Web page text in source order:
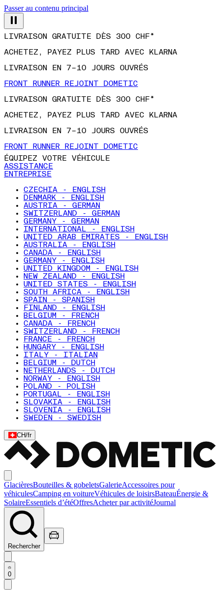
Passer au contenu principal
ACHETEZ, PAYEZ PLUS TARD AVEC KLARNA
LIVRAISON EN 7–10 JOURS OUVRÉS
FRONT RUNNER REJOINT DOMETIC
LIVRAISON GRATUITE DÈS 300 CHF*
ACHETEZ, PAYEZ PLUS TARD AVEC KLARNA
LIVRAISON EN 7–10 JOURS OUVRÉS
FRONT RUNNER REJOINT DOMETIC
ÉQUIPEZ VOTRE VÉHICULE
ASSISTANCE
ENTREPRISE
CZECHIA - ENGLISH
DENMARK - ENGLISH
AUSTRIA - GERMAN
SWITZERLAND - GERMAN
GERMANY - GERMAN
INTERNATIONAL - ENGLISH
UNITED ARAB EMIRATES - ENGLISH
AUSTRALIA - ENGLISH
CANADA - ENGLISH
GERMANY - ENGLISH
UNITED KINGDOM - ENGLISH
NEW ZEALAND - ENGLISH
UNITED STATES - ENGLISH
SOUTH AFRICA - ENGLISH
SPAIN - SPANISH
FINLAND - ENGLISH
BELGIUM - FRENCH
CANADA - FRENCH
SWITZERLAND - FRENCH
FRANCE - FRENCH
HUNGARY - ENGLISH
ITALY - ITALIAN
BELGIUM - DUTCH
NETHERLANDS - DUTCH
NORWAY - ENGLISH
POLAND - POLISH
PORTUGAL - ENGLISH
SLOVAKIA - ENGLISH
SLOVENIA - ENGLISH
SWEDEN - SWEDISH
CH/fr
GlacièresBouteilles & gobeletsGalerieAccessoires pour
véhiculesCamping en voitureVéhicules de loisirsBateauÉnergie &
SolaireEssentiels d’étéOffresAcheter par activitéJournal
Rechercher
0